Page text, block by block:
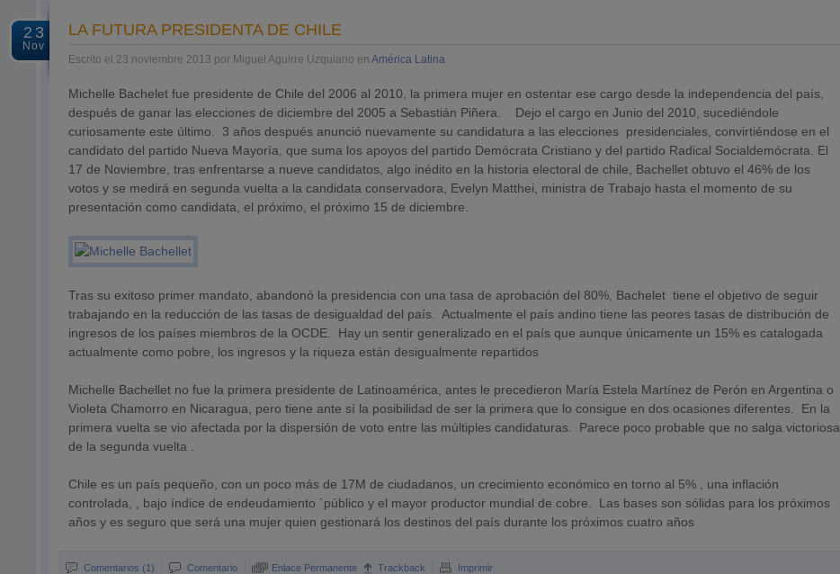
23
Nov
LA FUTURA PRESIDENTA DE CHILE
Escrito el 23 noviembre 2013 por Miguel Aguirre Uzquiano enAmérica Latina
Michelle Bachelet fue presidente de Chile del 2006 al 2010, la primera mujer en ostentar ese cargo desde la independencia del país,
después de ganar las elecciones de diciembre del 2005 a Sebastián Piñera. Dejo el cargo en Junio del 2010, sucediéndole
curiosamente este último. 3 años después anunció nuevamente su candidatura a las elecciones presidenciales, convirtiéndose en el
candidato del partido Nueva Mayoría, que suma los apoyos del partido Demócrata Cristiano y del partido Radical Socialdemócrata. El
17 de Noviembre, tras enfrentarse a nueve candidatos, algo inédito en la historia electoral de chile, Bachellet obtuvo el 46% de los
votos y se medirá en segunda vuelta a la candidata conservadora, Evelyn Matthei, ministra de Trabajo hasta el momento de su
presentación como candidata, el próximo, el próximo 15 de diciembre.
Tras su exitoso primer mandato, abandonó la presidencia con una tasa de aprobación del 80%, Bachelet tiene el objetivo de seguir
trabajando en la reducción de las tasas de desigualdad del país. Actualmente el país andino tiene las peores tasas de distribución de
ingresos de los países miembros de la OCDE. Hay un sentir generalizado en el país que aunque únicamente un 15% es catalogada
actualmente como pobre, los ingresos y la riqueza están desigualmente repartidos
Michelle Bachellet no fue la primera presidente de Latinoamérica, antes le precedieron María Estela Martínez de Perón en Argentina o
Violeta Chamorro en Nicaragua, pero tiene ante sí la posibilidad de ser la primera que lo consigue en dos ocasiones diferentes. En la
primera vuelta se vio afectada por la dispersión de voto entre las múltiples candidaturas. Parece poco probable que no salga victoriosa
de la segunda vuelta .
Chile es un país pequeño, con un poco más de 17M de ciudadanos, un crecimiento económico en torno al 5% , una inflación
controlada, , bajo índice de endeudamiento `público y el mayor productor mundial de cobre. Las bases son sólidas para los próximos
años y es seguro que será una mujer quien gestionará los destinos del país durante los próximos cuatro años
Comentarios (1) Comentario Enlace Permanente Trackback Imprimir